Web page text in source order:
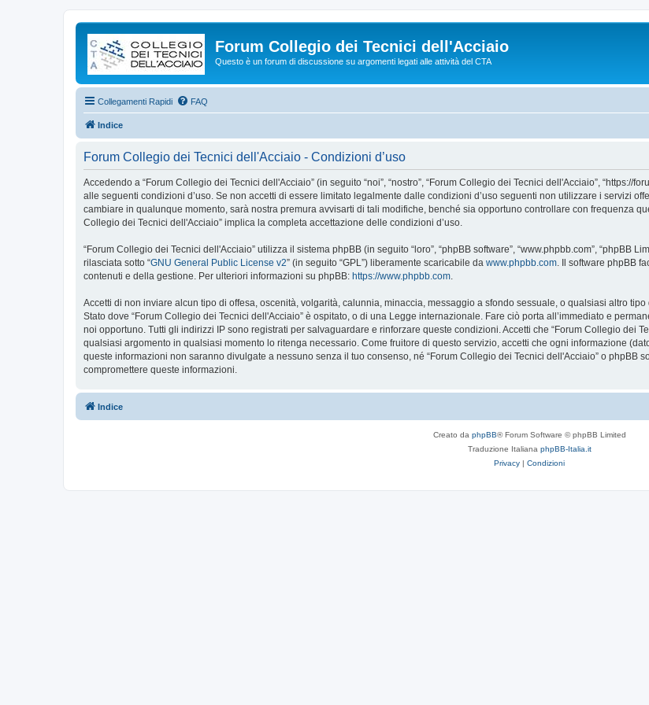
Forum Collegio dei Tecnici dell'Acciaio
Questo è un forum di discussione su argomenti legati alle attività del CTA
Collegamenti Rapidi FAQ
Indice
Forum Collegio dei Tecnici dell'Acciaio - Condizioni d’uso
Accedendo a “Forum Collegio dei Tecnici dell'Acciaio” (in seguito “noi”, “nostro”, “Forum Collegio dei Tecnici dell'Acciaio”, “https://
alle seguenti condizioni d’uso. Se non accetti di essere limitato legalmente dalle condizioni d’uso seguenti non utilizzare i servizi
cambiare in qualunque momento, sarà nostra premura avvisarti di tali modifiche, benché sia opportuno controllare con frequenza
Collegio dei Tecnici dell'Acciaio” implica la completa accettazione delle condizioni d’uso.
“Forum Collegio dei Tecnici dell'Acciaio” utilizza il sistema phpBB (in seguito “loro”, “phpBB software”, “www.phpbb.com”, “phpBB
rilasciata sotto “GNU General Public License v2” (in seguito “GPL”) liberamente scaricabile da www.phpbb.com . Il software phpBB
contenuti e della gestione. Per ulteriori informazioni su phpBB: https://www.phpbb.com
Accetti di non inviare alcun tipo di offesa, oscenità, volgarità, calunnia, minaccia, messaggio a sfondo sessuale, o qualsiasi altro
Stato dove “Forum Collegio dei Tecnici dell'Acciaio” è ospitato, o di una Legge internazionale. Fare ciò porta all’immediato e
noi opportuno. Tutti gli indirizzi IP sono registrati per salvaguardare e rinforzare queste condizioni. Accetti che “Forum Collegio dei
qualsiasi argomento in qualsiasi momento lo ritenga necessario. Come fruitore di questo servizio, accetti che ogni informazione
queste informazioni non saranno divulgate a nessuno senza il tuo consenso, né “Forum Collegio dei Tecnici dell'Acciaio” o
compromettere queste informazioni.
Indice
Creato da phpBB® Forum Software © phpBB Limited
Traduzione Italiana phpBB-Italia.it
Privacy | Condizioni